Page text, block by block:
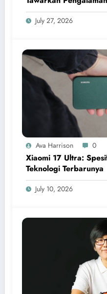
July 27, 2026
Ava Harrison 0
Xiaomi 17 Ultra:
Teknologi Terbarunya
July 10, 2026